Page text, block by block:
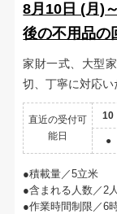
8月10日 (月)
後の不用品の
家財一式、大型
切、丁寧に対応い
直近の受付可
能日
10
●
積載量／5立米
含まれる人数／2人
作業時間制限／6